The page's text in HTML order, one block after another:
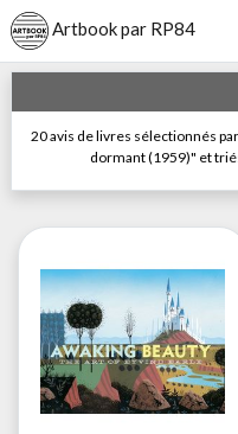
Artbook par RP84
20 avis de livres sélectionnés par
dormant (1959)" et